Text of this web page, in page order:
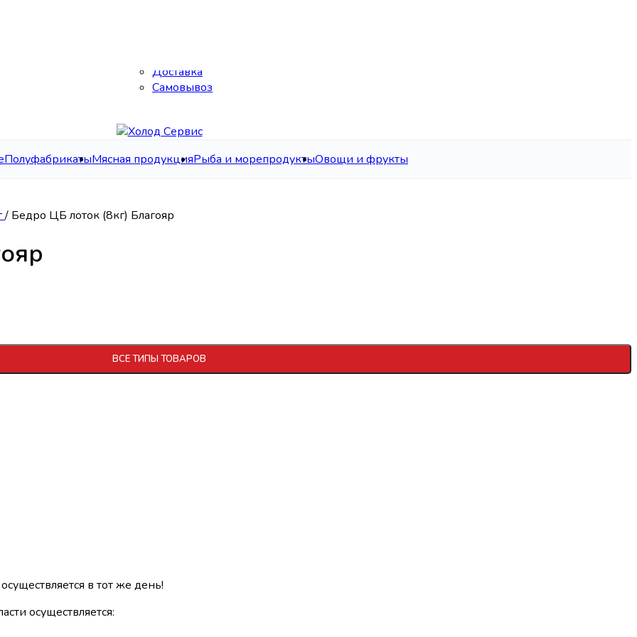
Доставка
Самовывоз
ПолуфабрикатыМясная продукцияРыба и морепродуктыОвощи и фрукты
/ Бедро ЦБ лоток (8кг) Благояр
ВСЕ ТИПЫ ТОВАРОВ
в тот же день!
осуществляется: